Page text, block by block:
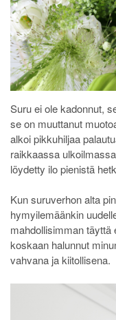
Suru ei ole kadonnut,
se on muuttanut
alkoi pikkuhiljaa
raikkaassa
löydetty ilo pienistä
Kun suruverhon alta
hymyilemäänkin
mahdollisimman täyttä
koskaan halunnut
vahvana ja kiitollisena.